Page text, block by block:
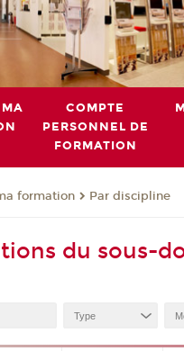
COMPTE
PERSONNEL DE
FORMATION
formation Par discipline
du sous-